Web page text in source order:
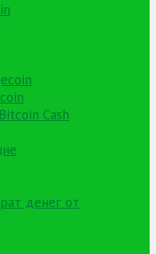
Cash
денег от